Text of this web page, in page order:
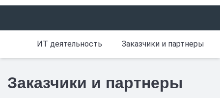
ИТ деятельность Заказчики и партнеры
Заказчики и партнеры